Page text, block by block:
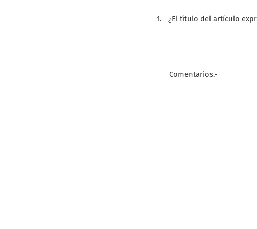
1. ¿El título del artículo
Comentarios.-